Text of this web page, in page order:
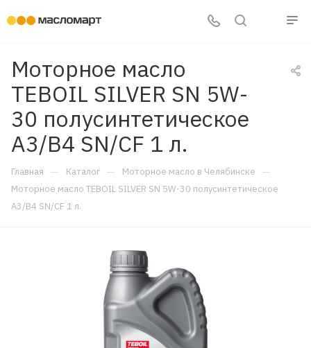
Моторное масло
TEBOIL SILVER SN 5W-
30 полусинтетическое
A3/B4 SN/CF 1 л.
Главная — Каталог — Моторное масло в Челябинске —
Моторное масло TEBOIL SILVER SN 5W-30 полусинтетическое
A3/B4 SN/CF 1 л.